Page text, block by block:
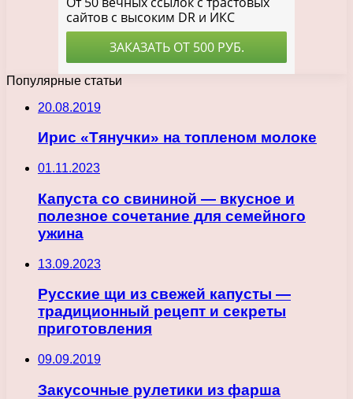
Популярные статьи
20.08.2019
Ирис «Тянучки» на топленом молоке
01.11.2023
Капуста со свининой — вкусное и
полезное сочетание для семейного
ужина
13.09.2023
Русские щи из свежей капусты —
традиционный рецепт и секреты
приготовления
09.09.2019
Закусочные рулетики из фарша